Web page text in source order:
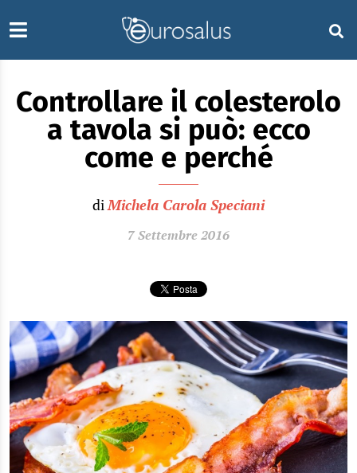
Controllare il colesterolo
a tavola si può: ecco
come e perché
diMichela Carola Speciani
7 Settembre 2016